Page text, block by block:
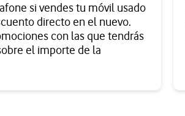
si vendes tu móvil usado
directo en el nuevo.
con las que tendrás
el importe de la